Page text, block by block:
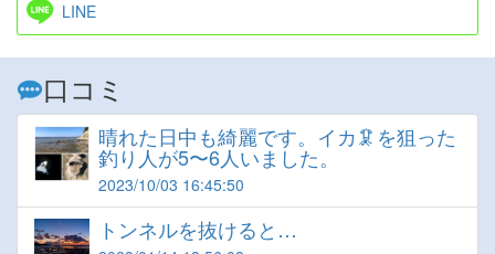
LINE
口コミ
晴れた日中も綺麗です。イカ🦑を狙った
釣り人が5〜6人いました。
2023/10/03 16:45:50
トンネルを抜けると…